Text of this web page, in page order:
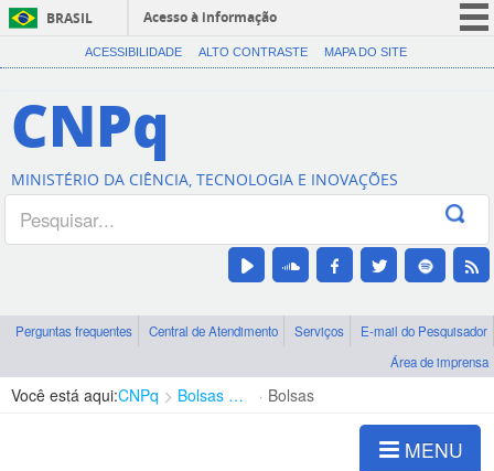
BRASIL
Acesso à informação
CORONAVÍRUS (COVID-19)
Canais
ACESSIBILIDADE ALTO CONTRASTE MAPA DO SITE
CNPq
MINISTÉRIO DA CIÊNCIA, TECNOLOGIA E INOVAÇÕES
Perguntas frequentes Central de Atendimento Serviços
E-mail do Pesquisador
Área de imprensa
Você está aqui:CNPq Bolsas e Auxílios Vigentes Bolsas
MENU